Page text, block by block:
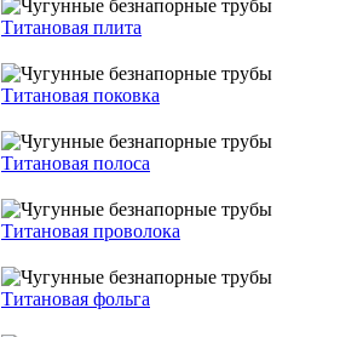
Титановая плита
Титановая поковка
Титановая полоса
Титановая проволока
Титановая фольга